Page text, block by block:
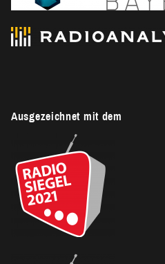
Ausgezeichnet mit dem